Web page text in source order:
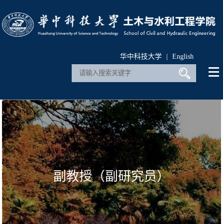
华中科技大学 | English
副教授（副研究员）